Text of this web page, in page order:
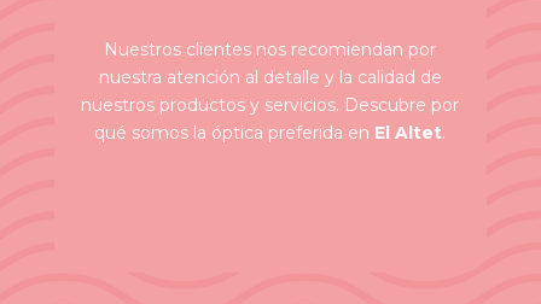
Nuestros clientes nos recomiendan por
nuestra atención al detalle y la calidad de
nuestros productos y servicios. Descubre por
qué somos la óptica preferida en El Altet.